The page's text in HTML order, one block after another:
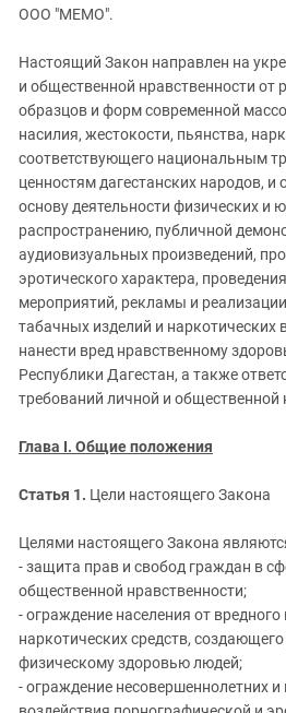
Дагестан
Ингушетия
Кабардино-Балкария
Калмыкия
Карачаево-Черкесия
Краснодарский край
Российская Федерация
Ростовская область
Северная Осетия - Алания
СКФО
Ставропольский край
Южная Осетия
Южный Кавказ
ООО "МЕМО".
Настоящий Закон направлен на
и общественной нравственности от
образцов и форм современной
насилия, жестокости, пьянства,
соответствующего национальным
ценностям дагестанских народов, и
основу деятельности физических и
распространению, публичной
аудиовизуальных произведений,
эротического характера,
мероприятий, рекламы и
табачных изделий и наркотических
нанести вред нравственному
Республики Дагестан, а также
требований личной и общественной
Глава I. Общие положения
Статья 1. Цели настоящего Закона
Целями настоящего Закона
- защита прав и свобод граждан в
общественной нравственности;
- ограждение населения от вредного
наркотических средств,
физическому здоровью людей;
- ограждение несовершеннолетних